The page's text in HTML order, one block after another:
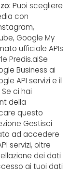
Puoi scegliere
con
Google My
ufficiale APIs
Predis.aiSe
Business ai
API servizi e il
ci hai
della
questo
Gestisci
ad accedere
servizi, oltre
dei dati
ai tuoi dati